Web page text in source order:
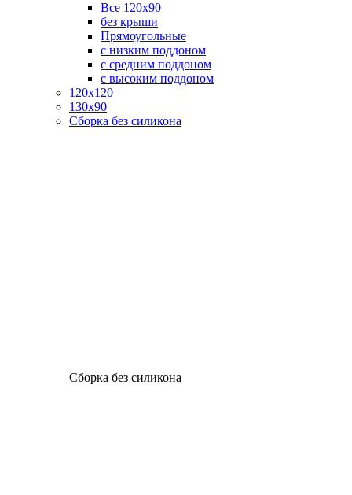
Все 120х90
без крыши
Прямоугольные
с низким поддоном
с средним поддоном
с высоким поддоном
120х120
130х90
Сборка без силикона
Сборка без силикона